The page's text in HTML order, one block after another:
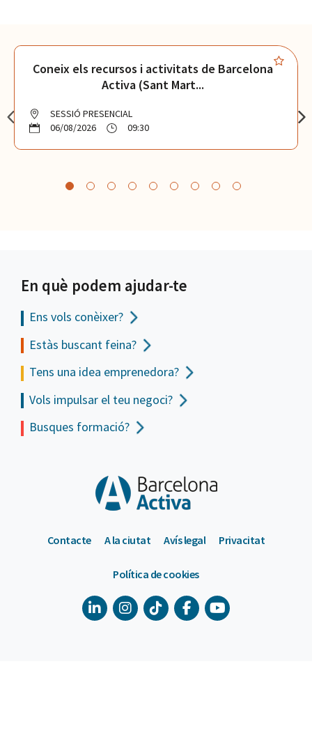
Coneix els recursos i activitats de Barcelona
Activa (Sant Mart...
SESSIÓ PRESENCIAL
06/08/2026
09:30
En què podem ajudar-te
Ens vols conèixer?
Estàs buscant feina?
Tens una idea emprenedora?
Vols impulsar el teu negoci?
Busques formació?
Contacte A la ciutat Avís legal Privacitat
Política de cookies